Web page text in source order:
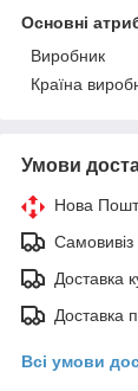
Основні
Виробник
Країна
Умови
Нова
Самовивіз
Доставка
Доставка
Всі умови